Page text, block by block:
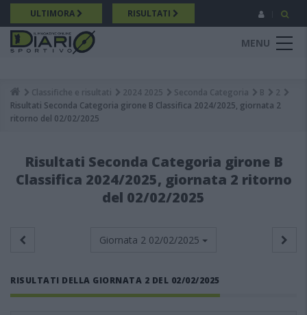
Salta
al
contenuto
principale
ULTIMORA RISULTATI
MENU
Breadcrumb
Classifiche e risultati 2024 2025 Seconda Categoria B
2
Risultati Seconda Categoria girone B Classifica 2024/2025, giornata 2
ritorno del 02/02/2025
Risultati Seconda Categoria girone B
Classifica 2024/2025, giornata 2 ritorno
del 02/02/2025
Giornata 2 02/02/2025
RISULTATI DELLA GIORNATA 2 DEL 02/02/2025